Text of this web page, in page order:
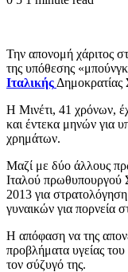
Την απονομή χάριτος
της υπόθεσης
Ιταλικής Δημοκρατίας
Η Μινέτι, 41 χρόνων,
και έντεκα μηνών για
χρημάτων.
Μαζί με δύο άλλους
Ιταλού πρωθυπουργού
2013 για
γυναικών για πορνεία
Η απόφαση να της
προβλήματα υγείας του
τον σύζυγό της.